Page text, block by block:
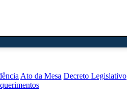
Ato da Mesa Decreto Legislativo